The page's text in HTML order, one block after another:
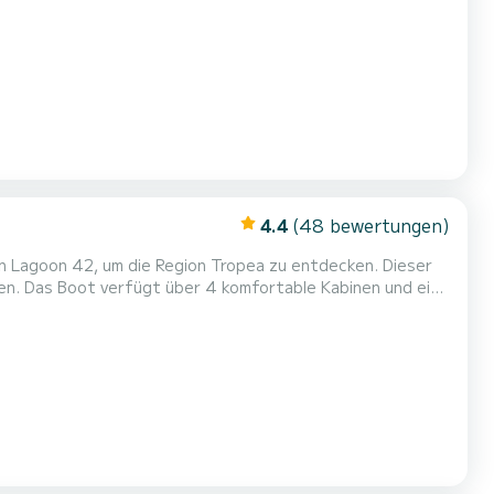
4.4 (48 bewertungen)
42, um die Region Tropea zu entdecken. Dieser
es Ihr bester Verbündeter für einen